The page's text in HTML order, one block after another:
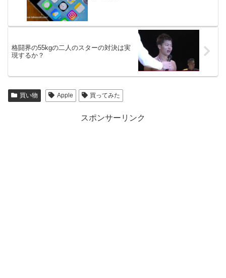
格闘界の55kgの二人のスターの対決は実
現するか？
買い物 Apple 買ってみた
スポンサーリンク